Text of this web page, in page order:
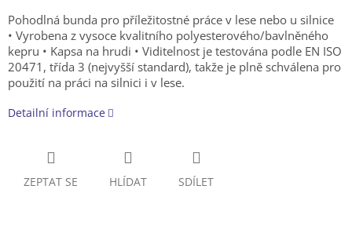
Pohodlná bunda pro příležitostné práce v lese nebo u silnice
• Vyrobena z vysoce kvalitního polyesterového/bavlněného
kepru • Kapsa na hrudi • Viditelnost je testována podle EN ISO
20471, třída 3 (nejvyšší standard), takže je plně schválena pro
použití na práci na silnici i v lese.
Detailní informace
ZEPTAT SE HLÍDAT SDÍLET